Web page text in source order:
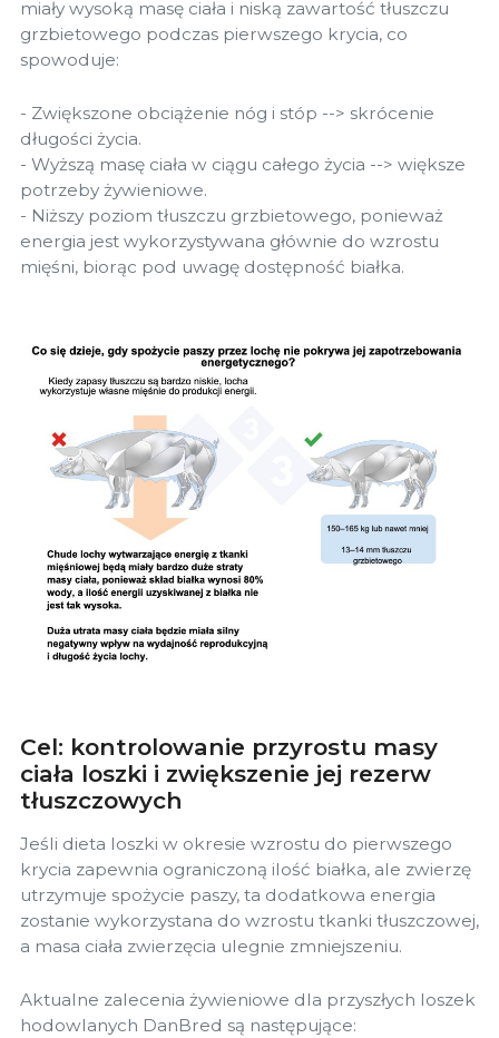
miały wysoką masę ciała i niską zawartość tłuszczu
grzbietowego podczas pierwszego krycia, co
spowoduje:
- Zwiększone obciążenie nóg i stóp --> skrócenie
długości życia.
- Wyższą masę ciała w ciągu całego życia --> większe
potrzeby żywieniowe.
- Niższy poziom tłuszczu grzbietowego, ponieważ
energia jest wykorzystywana głównie do wzrostu
mięśni, biorąc pod uwagę dostępność białka.
Cel: kontrolowanie przyrostu masy
ciała loszki i zwiększenie jej rezerw
tłuszczowych
Jeśli dieta loszki w okresie wzrostu do pierwszego
krycia zapewnia ograniczoną ilość białka, ale zwierzę
utrzymuje spożycie paszy, ta dodatkowa energia
zostanie wykorzystana do wzrostu tkanki tłuszczowej,
a masa ciała zwierzęcia ulegnie zmniejszeniu.
Aktualne zalecenia żywieniowe dla przyszłych loszek
hodowlanych DanBred są następujące: